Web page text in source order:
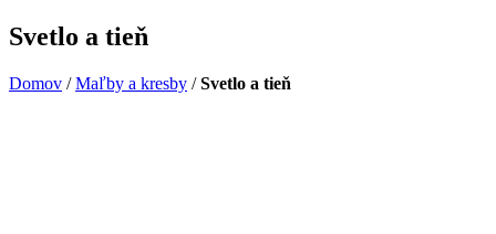
Svetlo a tieň
Domov /Maľby a kresby /Svetlo a tieň